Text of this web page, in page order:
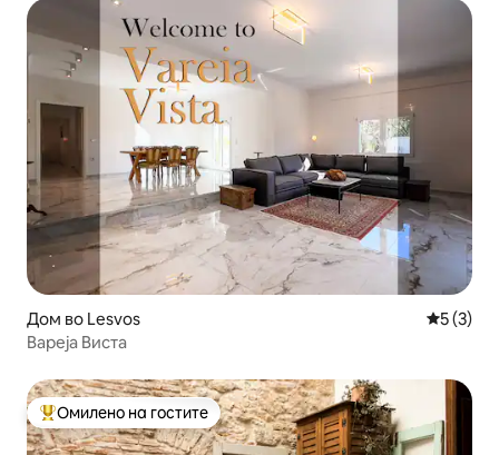
Дом во Lesvos
5 (3)
Вареја Виста
Меѓу најуспешните „Омилени на гостите“
Омилено на гостите